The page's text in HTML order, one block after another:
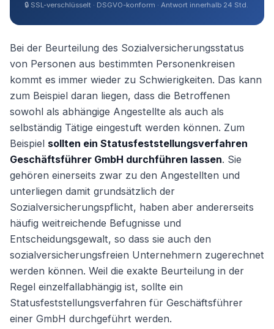
Sie sind? *
Geschäftsführer (Angestellt /
Gesellschafter)
Selbstständig / Unternehmer
Weiter
🔒 SSL-verschlüsselt · DSGVO-konform · Antwort innerhalb 24 Std.
Bei der Beurteilung des Sozialversicherungsstatus
von Personen aus bestimmten Personenkreisen
kommt es immer wieder zu Schwierigkeiten. Das kann
zum Beispiel daran liegen, dass die Betroffenen
sowohl als abhängige Angestellte als auch als
selbständig Tätige eingestuft werden können. Zum
Beispiel sollten ein Statusfeststellungsverfahren
Geschäftsführer GmbH durchführen lassen. Sie
gehören einerseits zwar zu den Angestellten und
unterliegen damit grundsätzlich der
Sozialversicherungspflicht, haben aber andererseits
häufig weitreichende Befugnisse und
Entscheidungsgewalt, so dass sie auch den
sozialversicherungsfreien Unternehmern zugerechnet
werden können. Weil die exakte Beurteilung in der
Regel einzelfallabhängig ist, sollte ein
Statusfeststellungsverfahren für Geschäftsführer
einer GmbH durchgeführt werden.